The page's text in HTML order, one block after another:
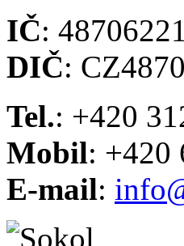
IČ: 48706221
DIČ:
Tel.: +420
Mobil: +420
E-mail: